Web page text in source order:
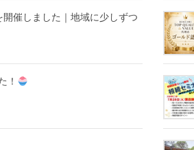
催しました｜地域に少しずつ
！